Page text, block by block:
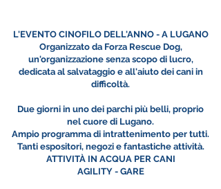
L'EVENTO CINOFILO DELL'ANNO - A LUGANO
Organizzato da Forza Rescue Dog,
un'organizzazione senza scopo di lucro,
dedicata al salvataggio e all'aiuto dei cani in
difficoltà.
Due giorni in uno dei parchi più belli, proprio
nel cuore di Lugano.
Ampio programma di intrattenimento per tutti.
Tanti espositori, negozi e fantastiche attività.
ATTIVITÀ IN ACQUA PER CANI
AGILITY - GARE